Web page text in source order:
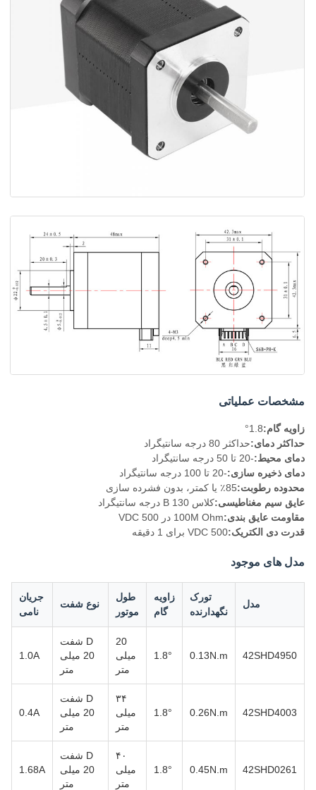
مشخصات عملیاتی
زاويه گام:1.8°
حداکثر دمای:حداکثر 80 درجه سانتیگراد
دمای محیط:-20 تا 50 درجه سانتیگراد
دمای ذخیره سازی:-20 تا 100 درجه سانتیگراد
محدوده رطوبت:85٪ یا کمتر، بدون فشرده سازی
عایق سیم مغناطیسی:کلاس B 130 درجه سانتیگراد
مقاومت عایق بندی:100M Ohm در 500 VDC
قدرت دی الکتریک:500 VDC برای 1 دقیقه
مدل های موجود
مدل
تورک
نگهدارنده
زاویه
گام
طول
موتور
نوع شفت
جریان
نامی
42SHD4950
0.13N.m
1.8°
20
میلی
متر
D شفت
20 میلی
متر
1.0A
42SHD4003
0.26N.m
1.8°
۳۴
میلی
متر
D شفت
20 میلی
متر
0.4A
42SHD0261
0.45N.m
1.8°
۴۰
میلی
متر
D شفت
20 میلی
متر
1.68A